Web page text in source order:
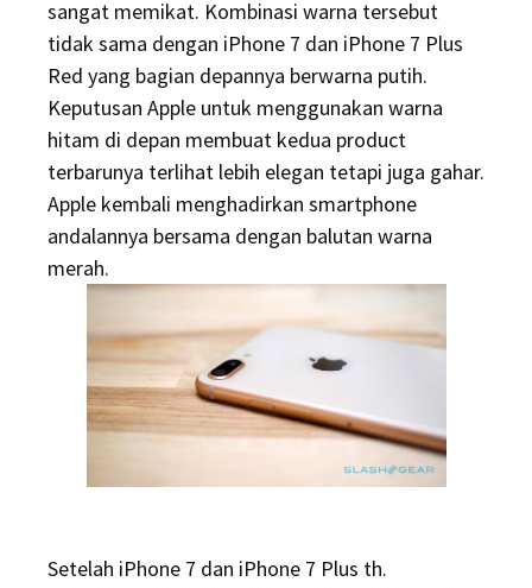
sangat memikat. Kombinasi warna tersebut
tidak sama dengan iPhone 7 dan iPhone 7 Plus
Red yang bagian depannya berwarna putih.
Keputusan Apple untuk menggunakan warna
hitam di depan membuat kedua product
terbarunya terlihat lebih elegan tetapi juga gahar.
Apple kembali menghadirkan smartphone
andalannya bersama dengan balutan warna
merah.
Setelah iPhone 7 dan iPhone 7 Plus th.